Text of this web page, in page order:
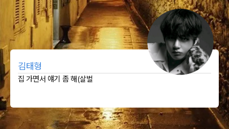
김태형
집 가면서 얘기 좀 해(살벌